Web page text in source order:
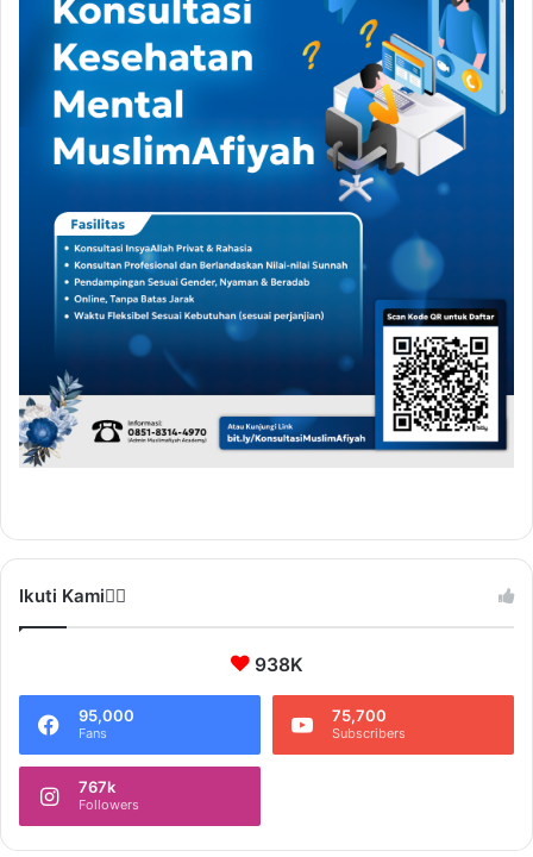
Ikuti Kami❤️‍🔥
938K
95,000
Fans
75,700
Subscribers
767k
Followers